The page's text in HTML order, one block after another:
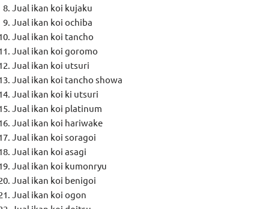
Jual ikan koi kujaku
Jual ikan koi ochiba
Jual ikan koi tancho
Jual ikan koi goromo
Jual ikan koi utsuri
Jual ikan koi tancho showa
Jual ikan koi ki utsuri
Jual ikan koi platinum
Jual ikan koi hariwake
Jual ikan koi soragoi
Jual ikan koi asagi
Jual ikan koi kumonryu
Jual ikan koi benigoi
Jual ikan koi ogon